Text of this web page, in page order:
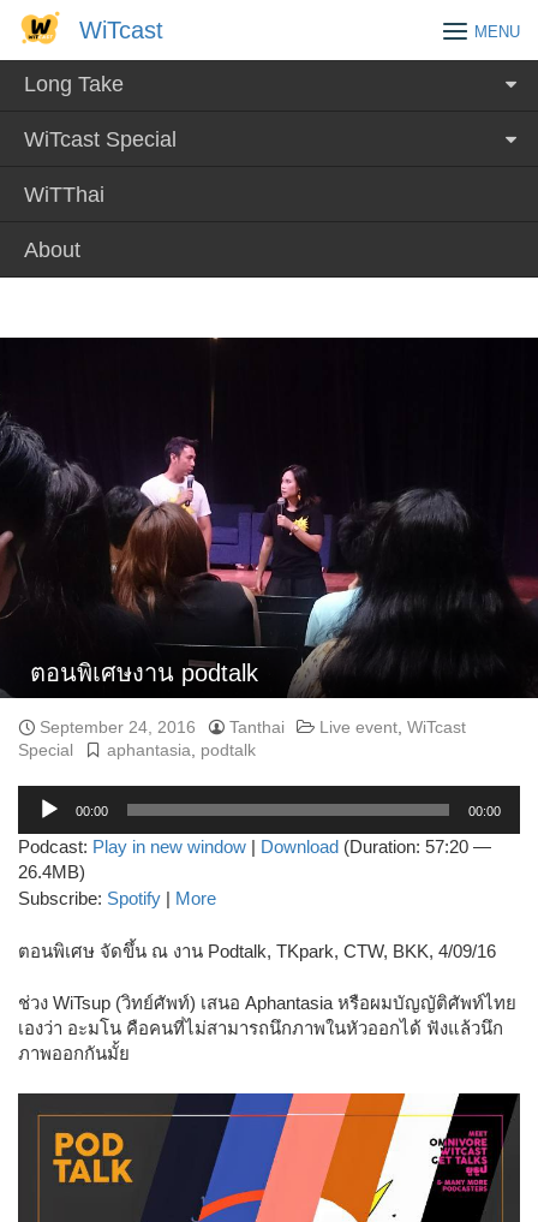
Skip
content
WiTcast
Long Take
WiTcast Special
WiTThai
About
WiTcast MENU
ตอนพิเศษงาน podtalk
September 24, 2016 Tanthai Live event WiTcast
Special
aphantasia podtalk
Audio
Player
00:00 00:00
Podcast: Play in new window | Download (Duration: 57:20 —
26.4MB)
Subscribe: Spotify | More
ตอนพิเศษ จัดขึ้น ณ งาน Podtalk, TKpark, CTW, BKK, 4/09/16
ช่วง WiTsup (วิทย์ศัพท์) เสนอ Aphantasia หรือผมบัญญัติศัพท์ไทย
เองว่า อะมโน คือคนที่ไม่สามารถนึกภาพในหัวออกได้ ฟังแล้วนึก
ภาพออกกันมั้ย